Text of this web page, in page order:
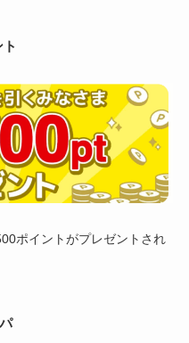
ポイントがプレゼントされ